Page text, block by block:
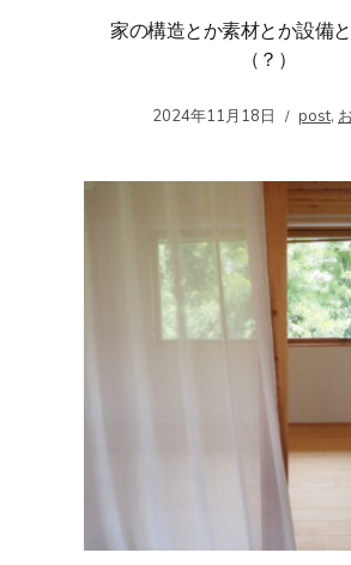
家の構造とか素材とか設備
（？）
2024年11月18日 post,